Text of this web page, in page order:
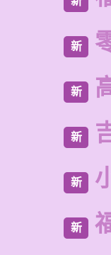
新
新
新
新
新